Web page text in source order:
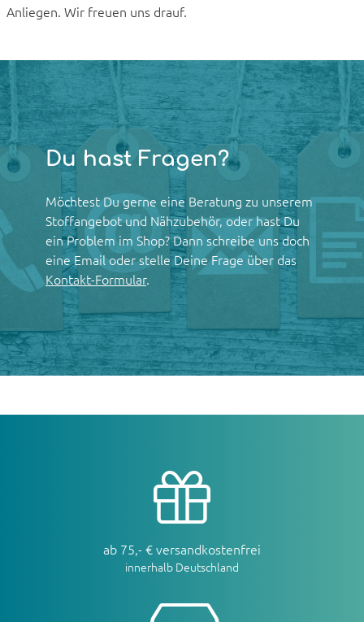
Anliegen. Wir freuen uns drauf.
Du hast Fragen?
Möchtest Du gerne eine Beratung zu unserem
Stoffangebot und Nähzubehör, oder hast Du
ein Problem im Shop? Dann schreibe uns doch
eine Email oder stelle Deine Frage über das
Kontakt-Formular.
ab 75,- € versandkostenfrei
innerhalb Deutschland